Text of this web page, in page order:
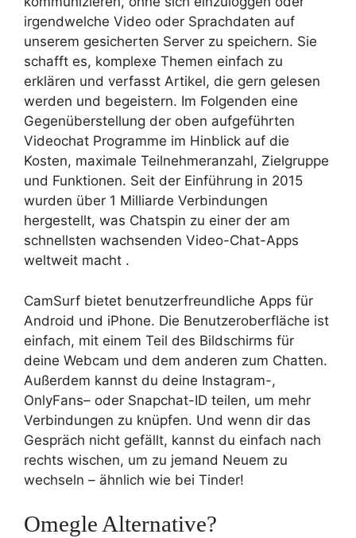
irgendwelche Video oder Sprachdaten auf
unserem gesicherten Server zu speichern. Sie
schafft es, komplexe Themen einfach zu
erklären und verfasst Artikel, die gern gelesen
werden und begeistern. Im Folgenden eine
Gegenüberstellung der oben aufgeführten
Videochat Programme im Hinblick auf die
Kosten, maximale Teilnehmeranzahl, Zielgruppe
und Funktionen. Seit der Einführung in 2015
wurden über 1 Milliarde Verbindungen
hergestellt, was Chatspin zu einer der am
schnellsten wachsenden Video-Chat-Apps
weltweit macht .
CamSurf bietet benutzerfreundliche Apps für
Android und iPhone. Die Benutzeroberfläche ist
einfach, mit einem Teil des Bildschirms für
deine Webcam und dem anderen zum Chatten.
Außerdem kannst du deine Instagram-,
OnlyFans– oder Snapchat-ID teilen, um mehr
Verbindungen zu knüpfen. Und wenn dir das
Gespräch nicht gefällt, kannst du einfach nach
rechts wischen, um zu jemand Neuem zu
wechseln – ähnlich wie bei Tinder!
Omegle Alternative?